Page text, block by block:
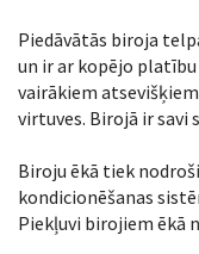
Piedāvātās biroja
un ir ar kopējo
vairākiem
virtuves. Birojā ir savi
Biroju ēkā tiek
kondicionēšanas
Piekļuvi birojiem ēkā